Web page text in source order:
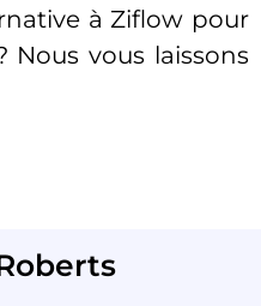
à Ziflow pour
Nous vous laissons